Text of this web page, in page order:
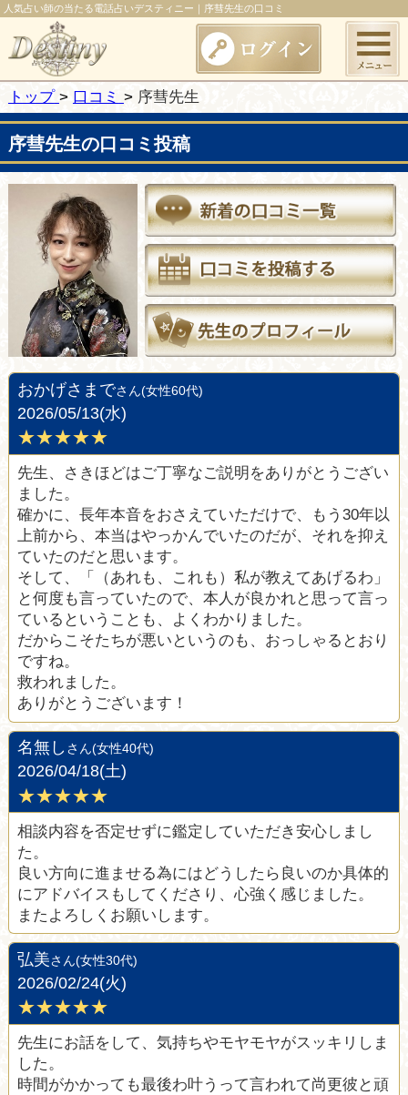
人気占い師の当たる電話占いデスティニー｜序彗先生の口コミ
トップ 口コミ 序彗先生
序彗先生の口コミ投稿
おかげさまでさん(女性60代)
2026/05/13(水)
★★★★★
先生、さきほどはご丁寧なご説明をありがとうござい
ました。
確かに、長年本音をおさえていただけで、もう30年以
上前から、本当はやっかんでいたのだが、それを抑え
ていたのだと思います。
そして、「（あれも、これも）私が教えてあげるわ」
と何度も言っていたので、本人が良かれと思って言っ
ているということも、よくわかりました。
だからこそたちが悪いというのも、おっしゃるとおり
ですね。
救われました。
ありがとうございます！
名無し さん(女性40代)
2026/04/18(土)
★★★★★
相談内容を否定せずに鑑定していただき安心しまし
た。
良い方向に進ませる為にはどうしたら良いのか具体的
にアドバイスもしてくださり、心強く感じました。
またよろしくお願いします。
弘美さん(女性30代)
2026/02/24(火)
★★★★★
先生にお話をして、気持ちやモヤモヤがスッキリしま
した。
時間がかかっても最後わ叶うって言われて尚更彼と頑